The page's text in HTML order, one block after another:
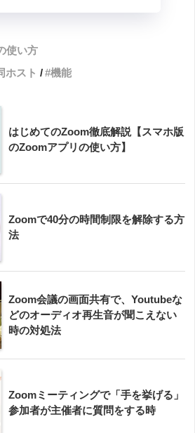
使い方
ホスト 機能
はじめてのZoom徹底解説【スマホ版
のZoomアプリの使い方】
Zoomで40分の時間制限を解除する方
法
Zoom会議の画面共有で、Youtubeな
どのオーディオ再生音が聞こえない
時の対処法
Zoomミーティングで「手を挙げる」
参加者が主催者に質問をする時